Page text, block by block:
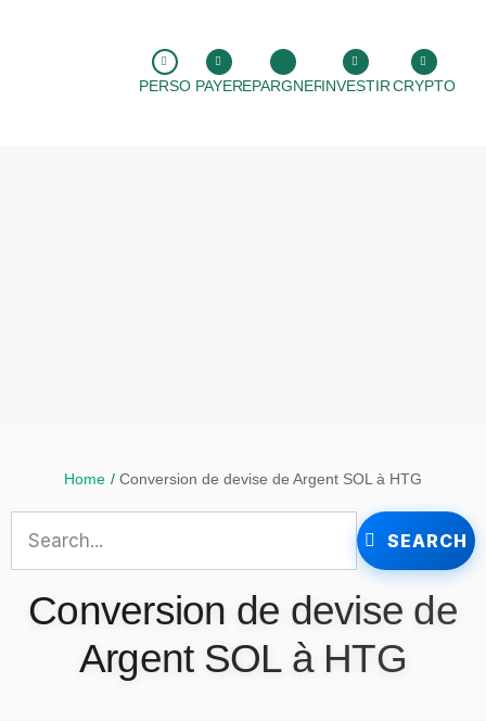
PERSO PAYEREPARGNERINVESTIRCRYPTO
Home / Conversion de devise de Argent SOL à HTG
SEARCH
Conversion de devise de
Argent SOL à HTG